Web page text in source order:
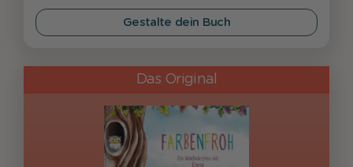
Gestalte dein Buch
Das Original